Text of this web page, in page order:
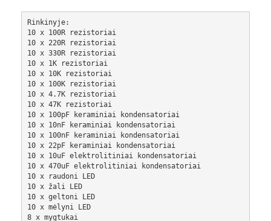
Rinkinyje:
10 x 100R rezistoriai
10 x 220R rezistoriai
10 x 330R rezistoriai
10 x 1K rezistoriai
10 x 10K rezistoriai
10 x 100K rezistoriai
10 x 4.7K rezistoriai
10 x 47K rezistoriai
10 x 100pF keraminiai kondensatoriai
10 x 10nF keraminiai kondensatoriai
10 x 100nF keraminiai kondensatoriai
10 x 22pF keraminiai kondensatoriai
10 x 10uF elektrolitiniai kondensatoriai
10 x 470uF elektrolitiniai kondensatoriai
10 x raudoni LED
10 x žali LED
10 x geltoni LED
10 x mėlyni LED
8 x mygtukai